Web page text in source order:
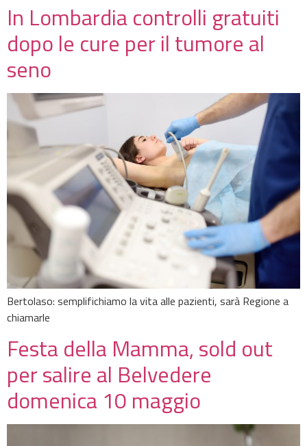
In Lombardia controlli gratuiti
dopo le cure per il tumore al
seno
Bertolaso: semplifichiamo la vita alle pazienti, sarà Regione a
chiamarle
Festa della Mamma, sold out
per salire al Belvedere
domenica 10 maggio